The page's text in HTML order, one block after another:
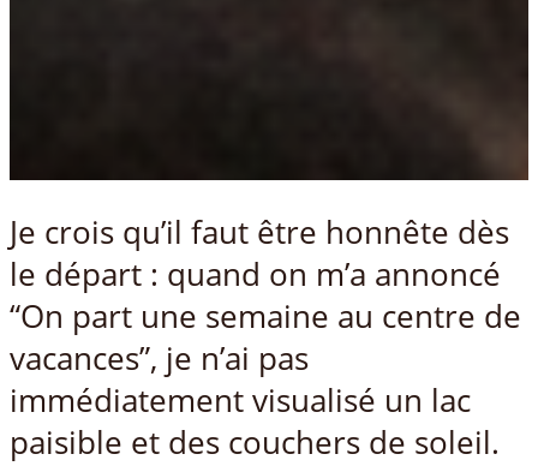
Je crois qu’il faut être honnête dès
le départ : quand on m’a annoncé
“On part une semaine au centre de
vacances”, je n’ai pas
immédiatement visualisé un lac
paisible et des couchers de soleil.